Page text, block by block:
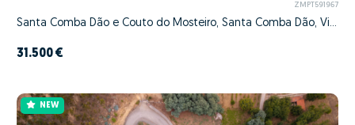
ZMPT591967
Santa Comba Dão e Couto do Mosteiro, Santa Comba Dão, Viseu
31.500 €
NEW